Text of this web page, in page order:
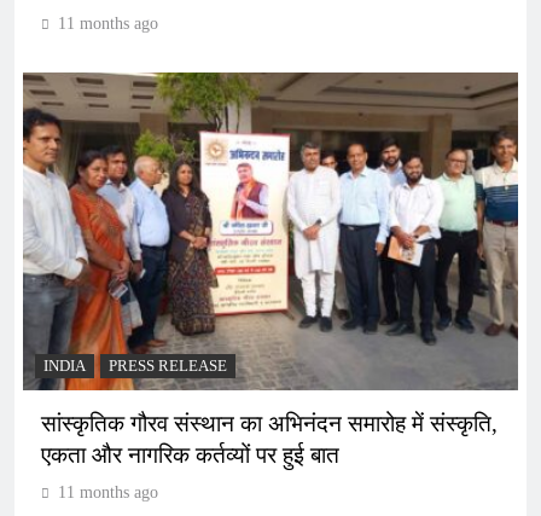
11 months ago
INDIA PRESS RELEASE
सांस्कृतिक गौरव संस्थान का अभिनंदन समारोह में संस्कृति,
एकता और नागरिक कर्तव्यों पर हुई बात
11 months ago